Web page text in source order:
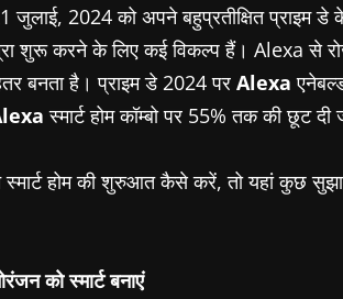
2024 को अपने बहुप्रतीक्षित प्राइम
शुरू करने के लिए कई विकल्प हैं। Alexa से
बनता है। प्राइम डे 2024 पर Alexa
स्मार्ट होम कॉम्बो पर 55% तक की छूट दी
होम की शुरुआत कैसे करें, तो यहां कुछ
को स्मार्ट बनाएं